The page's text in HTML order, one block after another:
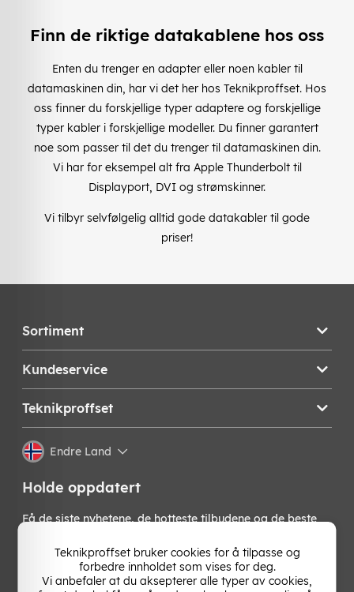
Finn de riktige datakablene hos oss
Enten du trenger en adapter eller noen kabler til
datamaskinen din, har vi det her hos Teknikproffset. Hos
oss finner du forskjellige typer adaptere og forskjellige
typer kabler i forskjellige modeller. Du finner garantert
noe som passer til det du trenger til datamaskinen din.
Vi har for eksempel alt fra Apple Thunderbolt til
Displayport, DVI og strømskinner.
Vi tilbyr selvfølgelig alltid gode datakabler til gode
priser!
Sortiment
Kundeservice
Teknikproffset
Endre Land
Holde oppdatert
Få de siste nyhetene, de hotteste tilbudene og de beste
nyhetsbrev!
OK
Teknikproffset bruker cookies for å tilpasse og
forbedre innholdet som vises for deg.
Vi anbefaler at du aksepterer alle typer av cookies,